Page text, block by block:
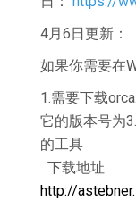
4月6日更新：
如果你需要在
1.需要下载
它的版本号为
的工具
下载地址
http://